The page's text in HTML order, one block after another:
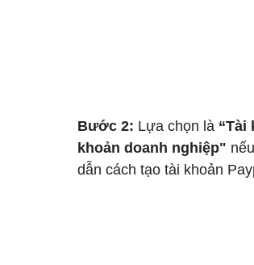
Bước 2: Lựa chọn là “Tài
khoản doanh nghiệp"
dẫn cách tạo tài khoản